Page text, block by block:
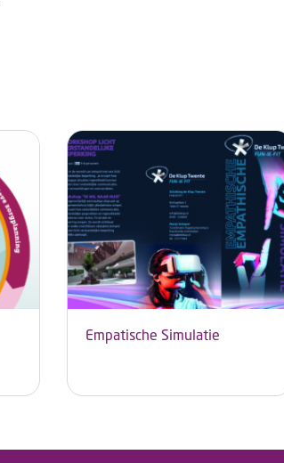
Empatische Simulatie